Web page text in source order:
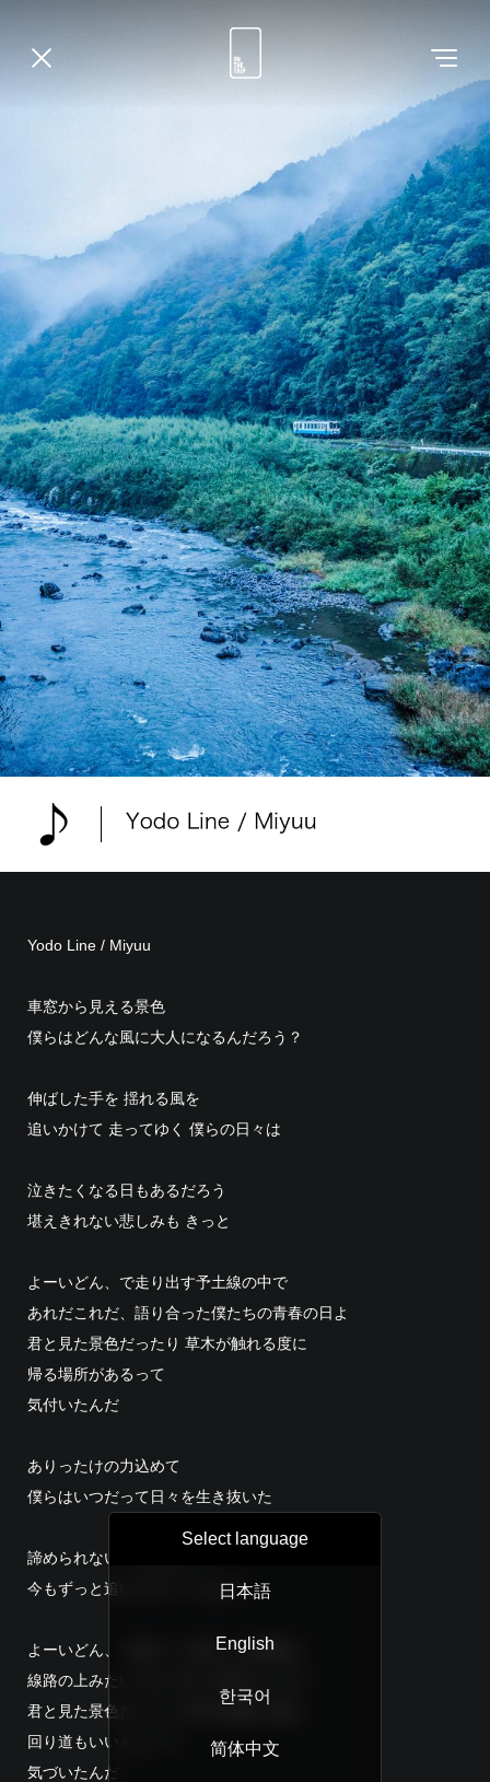
Yodo Line / Miyuu
車窓から見える景色
僕らはどんな風に大人になるんだろう？
伸ばした手を 揺れる風を
追いかけて 走ってゆく 僕らの日々は
泣きたくなる日もあるだろう
堪えきれない悲しみも きっと
よーいどん、で走り出す予土線の中で
あれだこれだ、語り合った僕たちの青春の日よ
君と見た景色だったり 草木が触れる度に
帰る場所があるって
気付いたんだ
ありったけの力込めて
僕らはいつだって日々を生き抜いた
諦められないことばかりで
今もずっと追いかけて いるんだ
よーいどん、で始まった僕たちの旅路は
線路の上みたいには 上手く進めないけど
君と見た景色だったり 草木が触れる度に
回り道もいいんだって
気づいたんだ
Select language
日本語
English
한국어
简体中文